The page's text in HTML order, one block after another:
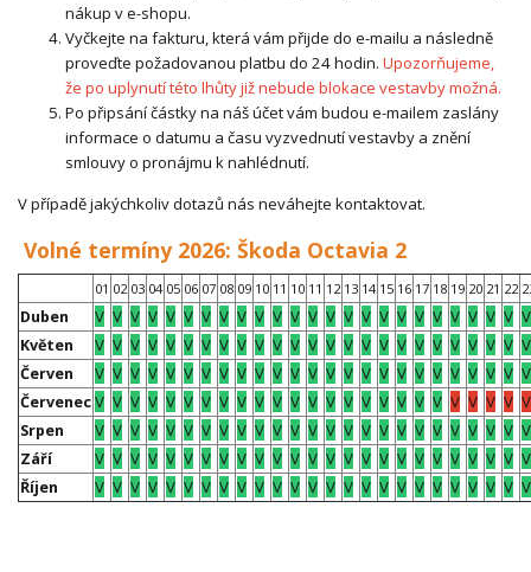
nákup v e-shopu.
Vyčkejte na fakturu, která vám přijde do e-mailu a následně
proveďte požadovanou platbu do 24 hodin. Upozorňujeme,
že po uplynutí této lhůty již nebude blokace vestavby možná.
Po připsání částky na náš účet vám budou e-mailem zaslány
informace o datumu a času vyzvednutí vestavby a znění
smlouvy o pronájmu k nahlédnutí.
V případě jakýchkoliv dotazů nás neváhejte kontaktovat.
Volné termíny 2026: Škoda Octavia 2
01 02 03 04 05 06 07 08 09 10 11 10 11 12 13 14 15 16 17 18 19 20 21 22
Duben V V V V V V V V V V V V V V V V V V V V V V V V V
Květen V V V V V V V V V V V V V V V V V V V V V V V V V
Červen V V V V V V V V V V V V V V V V V V V V V V V V V
ČervenecV V V V V V V V V V V V V V V V V V V V V V V V V
Srpen V V V V V V V V V V V V V V V V V V V V V V V V V
Září V V V V V V V V V V V V V V V V V V V V V V V V V
Říjen V V V V V V V V V V V V V V V V V V V V V V V V V